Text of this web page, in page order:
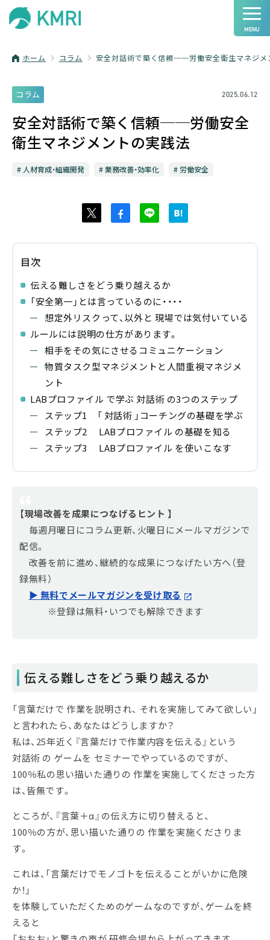
ホーム コラム 安全対話術で築く信頼──労働安全衛生マネジメ
コラム 2025.06.12
安全対話術で築く信頼──労働安全
衛生マネジメントの実践法
人材育成・組織開発 業務改善・効率化 労働安全
目次
伝える難しさをどう乗り越えるか
「安全第一」とは言っているのに・・・・
想定外リスクって、以外と 現場では気付いている
ルールには説明の仕方があります。
相手をその気にさせるコミュニケーション
物質タスク型マネジメントと人間重視マネジメ
ント
LABプロファイル で学ぶ 対話術 の3つのステップ
ステップ1 「 対話術 」コーチングの基礎を学ぶ
ステップ2 LABプロファイル の基礎を知る
ステップ3 LABプロファイル を使いこなす
【現場改善を成果につなげるヒント 】
毎週月曜日にコラム更新、火曜日にメールマガジンで
配信。
改善を前に進め、継続的な成果につなげたい方へ（登
録無料）
▶ 無料でメールマガジンを受け取る
※登録は無料・いつでも解除できます
伝える難しさをどう乗り越えるか
「言葉だけで 作業を説明され、 それを実施してみて欲しい」
と言われたら、あなたはどうしますか？
私は、25年近く『言葉だけで作業内容を伝える』という
対話術 の ゲームを セミナーでやっているのですが、
100％私の思い描いた通りの 作業を実施してくださった方
は、皆無です。
ところが、『言葉＋α』の伝え方に切り替えると、
100％の方が、思い描いた通りの 作業を実施くださりま
す。
これは、「言葉だけでモノゴトを伝えることがいかに危険
か！」
を体験していただくためのゲームなのですが、ゲームを終
えると